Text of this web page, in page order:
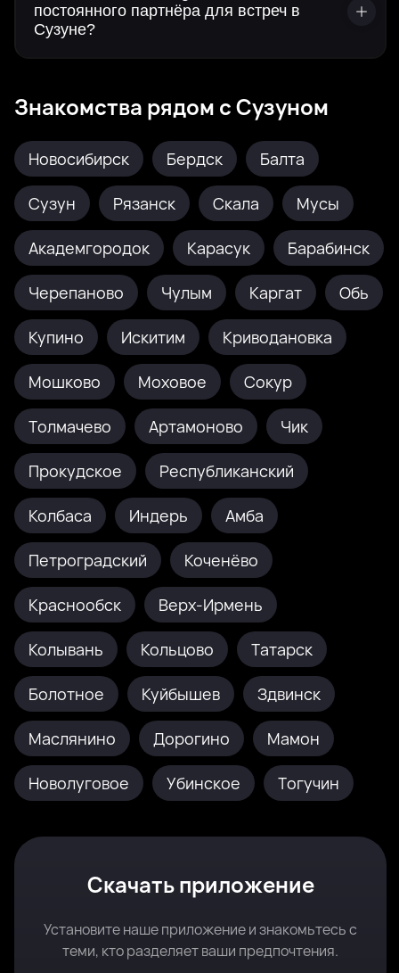
постоянного партнёра для встреч в
Сузуне?
Знакомства рядом с Сузуном
Новосибирск Бердск Балта
Сузун Рязанск Скала Мусы
Академгородок Карасук Барабинск
Черепаново Чулым Каргат Обь
Купино Искитим Криводановка
Мошково Моховое Сокур
Толмачево Артамоново Чик
Прокудское Республиканский
Колбаса Индерь Амба
Петроградский Коченёво
Краснообск Верх-Ирмень
Колывань Кольцово Татарск
Болотное Куйбышев Здвинск
Маслянино Дорогино Мамон
Новолуговое Убинское Тогучин
Скачать приложение
Установите наше приложение и знакомьтесь с
теми, кто разделяет ваши предпочтения.